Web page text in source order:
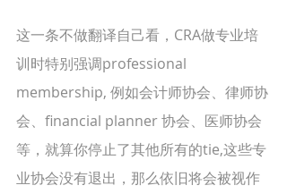
这一条不做翻译自己看，CRA做专业培
训时特别强调professional
membership, 例如会计师协会、律师协
会、financial planner 协会、医师协会
等，就算你停止了其他所有的tie,这些专
业协会没有退出，那么依旧将会被视作